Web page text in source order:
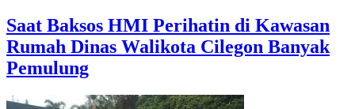
Saat Baksos HMI Perihatin di Kawasan
Rumah Dinas Walikota Cilegon Banyak
Pemulung